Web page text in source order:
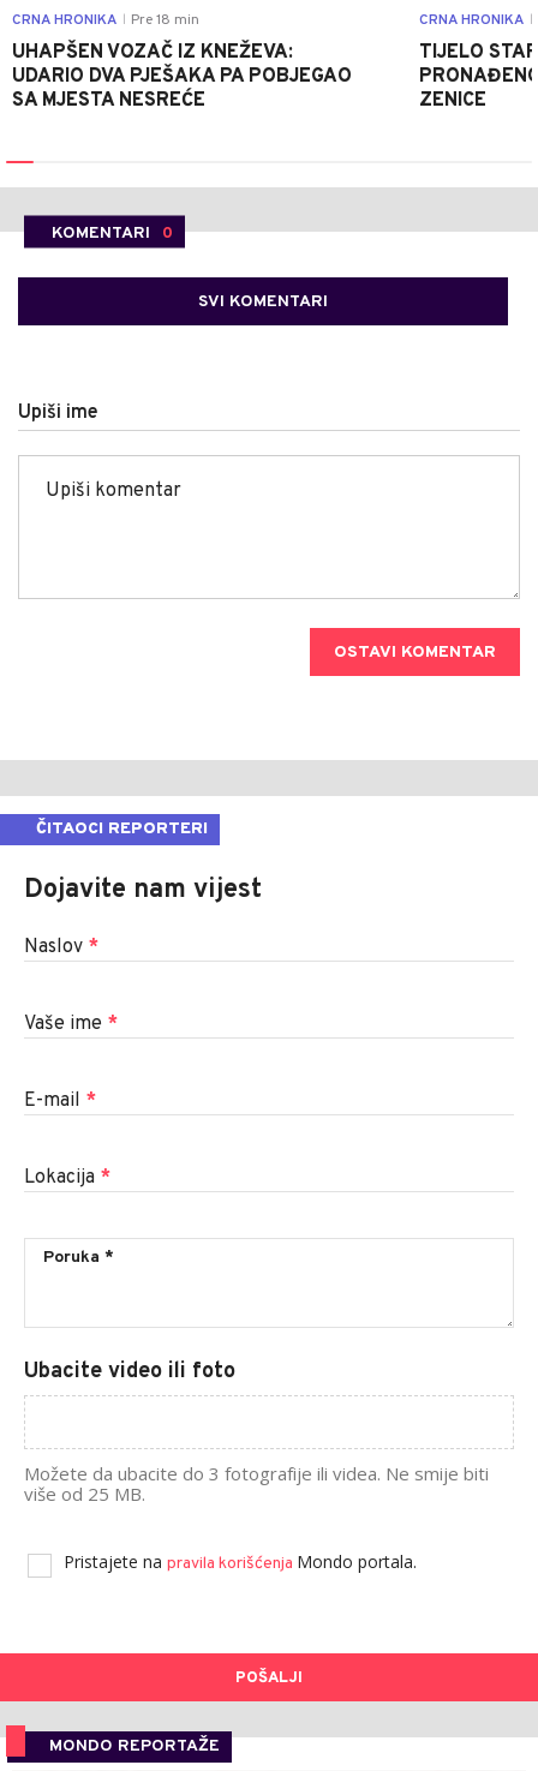
CRNA HRONIKA Pre 18 min
UHAPŠEN VOZAČ IZ KNEŽEVA:
UDARIO DVA PJEŠAKA PA POBJEGAO
SA MJESTA NESREĆE
CRNA HRONIKA
TIJELO
ZENICE
KOMENTARI 0
SVI KOMENTARI
Upiši ime
OSTAVI KOMENTAR
ČITAOCI REPORTERI
Dojavite nam vijest
Naslov *
Vaše ime *
E-mail *
Lokacija *
Ubacite video ili foto
Možete da ubacite do 3 fotografije ili videa. Ne smije biti
više od 25 MB.
Pristajete na pravila korišćenja Mondo portala.
POŠALJI
MONDO REPORTAŽE